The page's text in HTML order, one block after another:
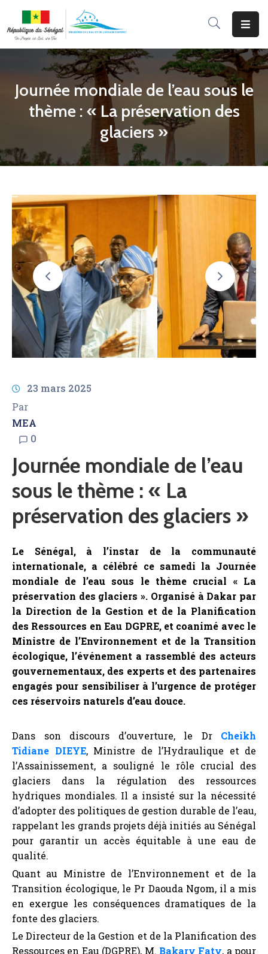
Ministère
Projets
Usagers
Actualité
Documentation
AMCOW
Journée mondiale de l’eau sous le
thème : « La préservation des
glaciers »
23 mars 2025
Par
MEA
0
Journée mondiale de l’eau
sous le thème : « La
préservation des glaciers »
Le Sénégal, à l’instar de la communauté
internationale, a célébré ce samedi la Journée
mondiale de l’eau sous le thème crucial « La
préservation des glaciers ». Organisé à Dakar par
la Direction de la Gestion et de la Planification
des Ressources en Eau DGPRE, et coanimé avec le
Ministre de l’Environnement et de la Transition
écologique, l’événement a rassemblé des acteurs
gouvernementaux, des experts et des partenaires
engagés pour sensibiliser à l’urgence de protéger
ces réservoirs naturels d’eau douce.
Dans son discours d’ouverture, le Dr Cheikh
Tidiane DIEYE, Ministre de l’Hydraulique et de
l’Assainissement, a souligné le rôle crucial des
glaciers dans la régulation des ressources
hydriques mondiales. Il a insisté sur la nécessité
d’adopter des politiques de gestion durable de l’eau,
rappelant les grands projets déjà initiés au Sénégal
pour garantir un accès équitable à une eau de
qualité.
Quant au Ministre de l’Environnement et de la
Transition écologique, le Pr Daouda Ngom, il a mis
en exergue les conséquences dramatiques de la
fonte des glaciers.
Le Directeur de la Gestion et de la Planification des
Ressources en Eau (DGPRE), M. Bakary Faty, a pour